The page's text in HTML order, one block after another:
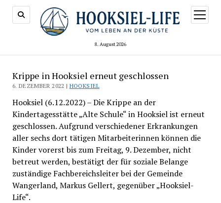
8. August 2026
Menü
öffnen
Krippe in Hooksiel erneut geschlossen
6. DEZEMBER 2022 | HOOKSIEL
Hooksiel (6.12.2022) – Die Krippe an der
Kindertagesstätte „Alte Schule“ in Hooksiel ist erneut
geschlossen. Aufgrund verschiedener Erkrankungen
aller sechs dort tätigen Mitarbeiterinnen können die
Kinder vorerst bis zum Freitag, 9. Dezember, nicht
betreut werden, bestätigt der für soziale Belange
zuständige Fachbereichsleiter bei der Gemeinde
Wangerland, Markus Gellert, gegenüber „Hooksiel-
Life“.